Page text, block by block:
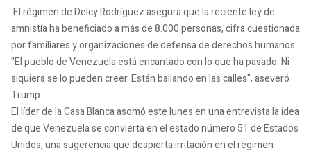
El régimen de Delcy Rodríguez asegura que la reciente ley de
amnistía ha beneficiado a más de 8.000 personas, cifra cuestionada
por familiares y organizaciones de defensa de derechos humanos.
"El pueblo de Venezuela está encantado con lo que ha pasado. Ni
siquiera se lo pueden creer. Están bailando en las calles", aseveró
Trump.
El líder de la Casa Blanca asomó este lunes en una entrevista la idea
de que Venezuela se convierta en el estado número 51 de Estados
Unidos, una sugerencia que despierta irritación en el régimen